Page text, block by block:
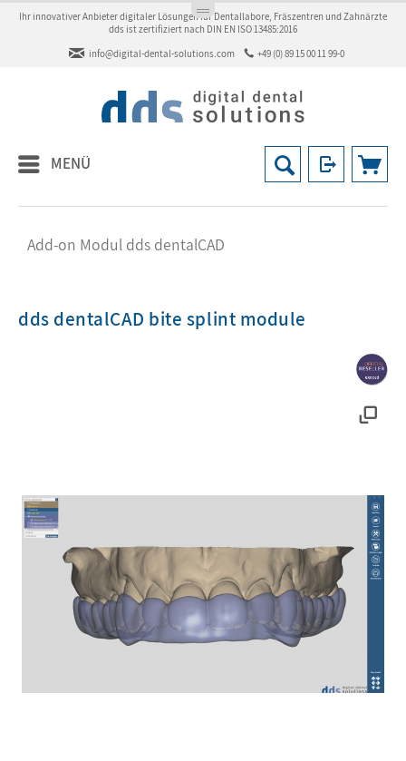
Ihr innovativer Anbieter digitaler Lösungen für Dentallabore, Fräszentren und Zahnärzte
dds ist zertifiziert nach DIN EN ISO 13485:2016
info@digital-dental-solutions.com
+49 (0) 89 15 00 11 99-0
MENÜ
Add-on Modul dds dentalCAD
dds dentalCAD bite splint module